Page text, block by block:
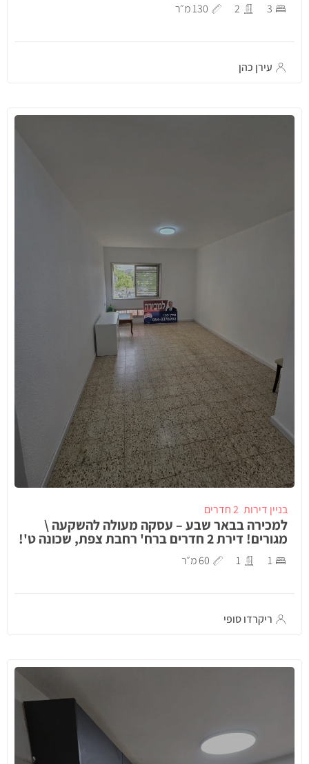
3
2 130 מ״ר
עירן כהן
בניין דירות 2 חדרים
למכירה בבאר שבע – עסקה מעולה להשקעה \
מגורים! דירת 2 חדרים ברח' רחבת צפת, שכונה ט'!
1
1 60 מ״ר
ריקרדו סופי